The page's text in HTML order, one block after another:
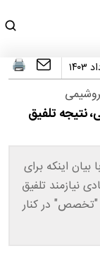
نتیجه تلفیق
اینکه برای
نیازمند تلفیق
"تخصص" در کنار